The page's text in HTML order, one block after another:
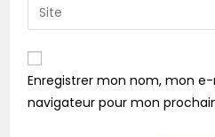
Enregistrer mon nom, mon
navigateur pour mon